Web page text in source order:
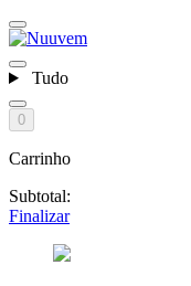
Tudo
0
Carrinho
Subtotal:
Finalizar